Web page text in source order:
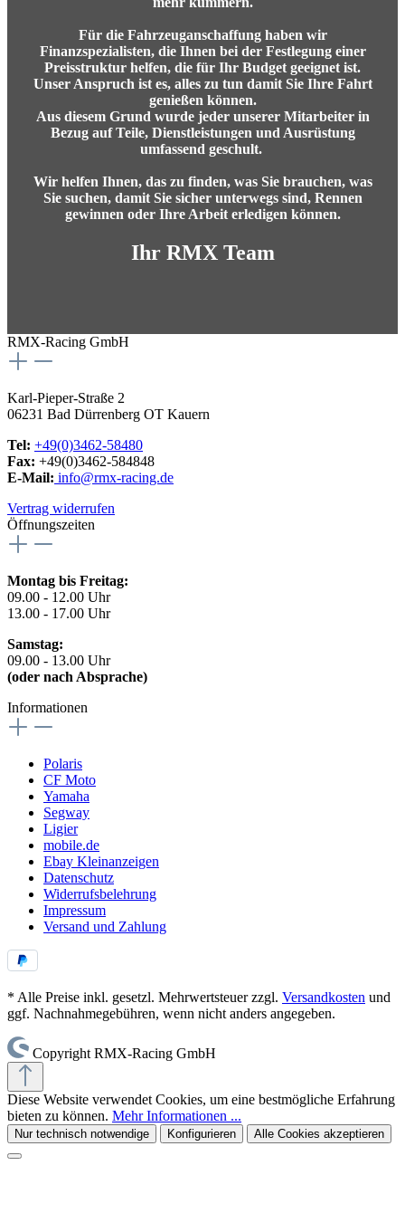
Für die Fahrzeuganschaffung haben wir
Finanzspezialisten, die Ihnen bei der Festlegung einer
Preisstruktur helfen, die für Ihr Budget geeignet ist.
Unser Anspruch ist es, alles zu tun damit Sie Ihre Fahrt
genießen können.
Aus diesem Grund wurde jeder unserer Mitarbeiter in
Bezug auf Teile, Dienstleistungen und Ausrüstung
umfassend geschult.
Wir helfen Ihnen, das zu finden, was Sie brauchen, was
Sie suchen, damit Sie sicher unterwegs sind, Rennen
gewinnen oder Ihre Arbeit erledigen können.
Ihr RMX Team
RMX-Racing GmbH
Karl-Pieper-Straße 2
06231 Bad Dürrenberg OT Kauern
Tel: +49(0)3462-58480
Fax: +49(0)3462-584848
E-Mail: info@rmx-racing.de
Vertrag widerrufen
Öffnungszeiten
Montag bis Freitag:
09.00 - 12.00 Uhr
13.00 - 17.00 Uhr
Samstag:
09.00 - 13.00 Uhr
(oder nach Absprache)
Informationen
Polaris
CF Moto
Yamaha
Segway
Ligier
mobile.de
Ebay Kleinanzeigen
Datenschutz
Widerrufsbelehrung
Impressum
Versand und Zahlung
* Alle Preise inkl. gesetzl. Mehrwertsteuer zzgl. Versandkosten und
ggf. Nachnahmegebühren, wenn nicht anders angegeben.
Copyright RMX-Racing GmbH
Diese Website verwendet Cookies, um eine bestmögliche Erfahrung
bieten zu können. Mehr Informationen ...
Nur technisch notwendige Konfigurieren Alle Cookies akzeptieren